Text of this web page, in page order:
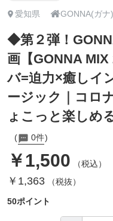
愛知県 GONNA(ガナ)
◆第２弾！
画【GONNA
バ=迫力×癒しイ
ージック｜コロ
ょこっと楽しめ
0件
￥1,500 （税込）
￥1,363（税抜）
50ポイント